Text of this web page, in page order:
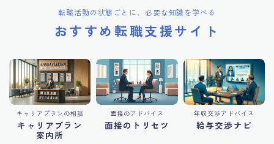
転職活動の状態ごとに、必要な知識を学べる
おすすめ転職支援サイト
キャリアプランの相談
キャリアプラン
案内所
面接のアドバイス
面接のトリセツ
年収交渉アドバイス
給与交渉ナビ